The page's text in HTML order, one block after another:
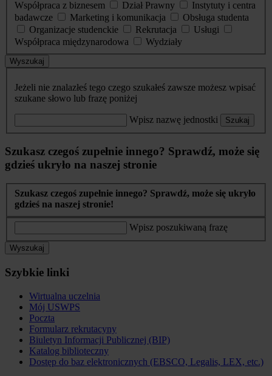
Współpraca z biznesem
Dział Prawny
Instytuty i centra
badawcze
Marketing i komunikacja
Obsługa studenta
Organizacje studenckie
Rekrutacja
Usługi
Współpraca międzynarodowa
Wydziały
Wyszukaj
Jeżeli nie znalazłeś tego czego szukałeś zawsze możesz wpisać
szukane słowo lub frazę poniżej
Wpisz nazwę jednostki Szukaj
Szukasz czegoś zupełnie innego? Sprawdź, może się
gdzieś ukryło na naszej stronie
Szukasz czegoś zupełnie innego? Sprawdź, może się ukryło
gdzieś na naszej stronie!
Wpisz poszukiwaną frazę
Wyszukaj
Szybkie linki
Wirtualna uczelnia
Mój USWPS
Poczta
Formularz rekrutacyny
Biuletyn Informacji Publicznej (BIP)
Katalog biblioteczny
Dostęp do baz elektronicznych (EBSCO, Legalis, LEX, etc.)